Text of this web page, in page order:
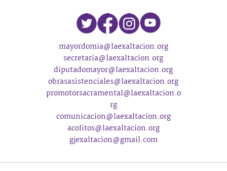
mayordomia@laexaltacion.org
secretaria@laexaltacion.org
diputadomayor@laexaltacion.org
obrasasistenciales@laexaltacion.org
promotorsacramental@laexaltacion.o
rg
comunicacion@laexaltacion.org
acolitos@laexaltacion.org
gjexaltacion@gmail.com